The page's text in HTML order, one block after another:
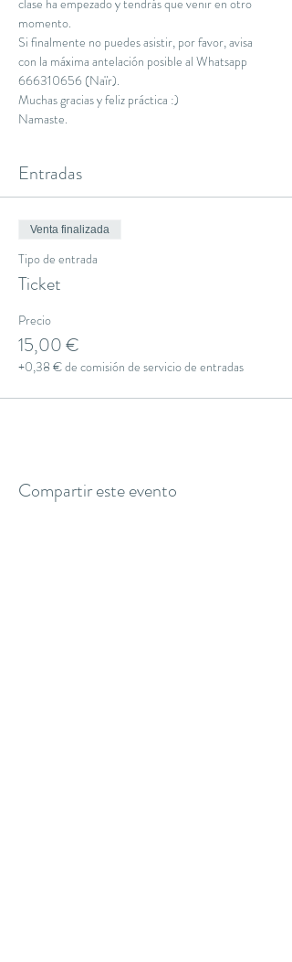
clase ha empezado y tendrás que venir en otro
momento.
Si finalmente no puedes asistir, por favor, avisa
con la máxima antelación posible al Whatsapp
666310656 (Naïr).
Muchas gracias y feliz práctica :)
Namaste.
Entradas
Venta finalizada
Tipo de entrada
Ticket
Precio
15,00 €
+0,38 € de comisión de servicio de entradas
Compartir este evento